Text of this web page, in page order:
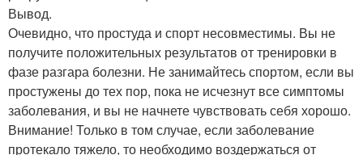
Вывод.
Очевидно, что простуда и спорт несовместимы. Вы не
получите положительных результатов от тренировки в
фазе разгара болезни. Не занимайтесь спортом, если вы
простужены до тех пор, пока не исчезнут все симптомы
заболевания, и вы не начнете чувствовать себя хорошо.
Внимание! Только в том случае, если заболевание
протекало тяжело, то необходимо воздержаться от